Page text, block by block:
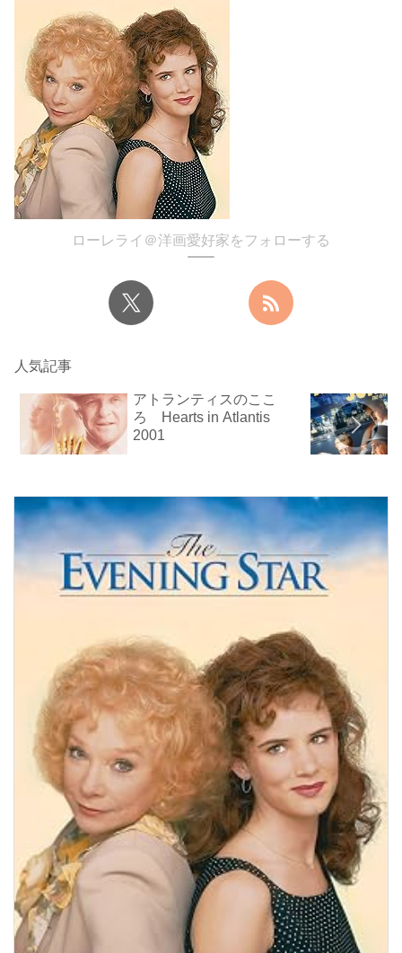
ローレライ＠洋画愛好家をフォローする
人気記事
アトランティスのここ
ろ Hearts in Atlantis
2001